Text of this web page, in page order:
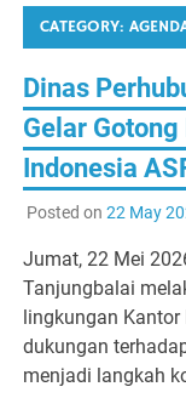
CATEGORY:
Dinas
Gelar
Indonesia
Posted on 22 May
Jumat, 22 Mei
Tanjungbalai
lingkungan
dukungan
menjadi langkah